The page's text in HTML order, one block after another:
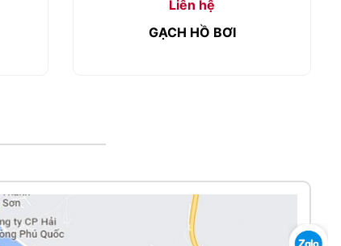
Liên hệ
GẠCH HỒ BƠI